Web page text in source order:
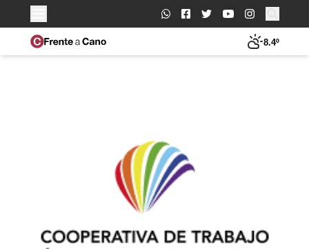
Buscar:
8.4º